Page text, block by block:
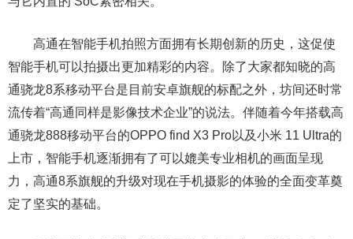
高通在智能手机拍照方面拥有长期创新的历史，这促使
智能手机可以拍摄出更加精彩的内容。除了大家都知晓的高
通骁龙8系移动平台是目前安卓旗舰的标配之外，坊间还时常
流传着“高通同样是影像技术企业”的说法。伴随着今年搭载高
通骁龙888移动平台的OPPO find X3 Pro以及小米 11 Ultra的
上市，智能手机逐渐拥有了可以媲美专业相机的画面呈现
力，高通8系旗舰的升级对现在手机摄影的体验的全面变革奠
定了坚实的基础。